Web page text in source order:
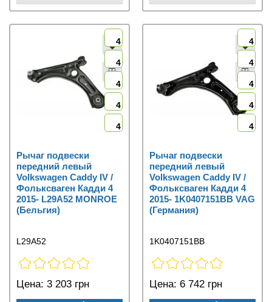
4
4
4
4
4
Рычаг подвески
передний левый
Volkswagen Caddy IV /
Фольксваген Кадди 4
2015- L29A52 MONROE
(Бельгия)
L29A52
Цена: 3 203 грн
4
4
4
4
4
Рычаг подвески
передний левый
Volkswagen Caddy IV /
Фольксваген Кадди 4
2015- 1K0407151BB VAG
(Германия)
1K0407151BB
Цена: 6 742 грн